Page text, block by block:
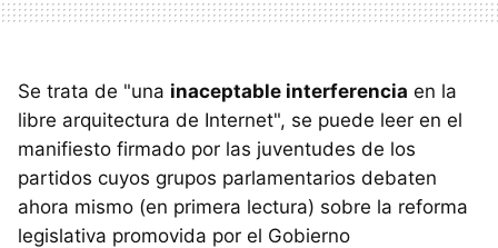
Se trata de "una inaceptable interferencia en la
libre arquitectura de Internet", se puede leer en el
manifiesto firmado por las juventudes de los
partidos cuyos grupos parlamentarios debaten
ahora mismo (en primera lectura) sobre la reforma
legislativa promovida por el Gobierno